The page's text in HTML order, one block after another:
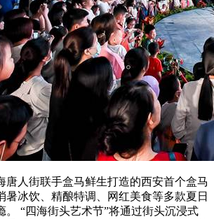
人街联手盒马鲜生打造的西安首个盒马
暑冰饮、精酿特调、网红美食等多款夏日
。 “四海街头艺术节”将通过街头沉浸式